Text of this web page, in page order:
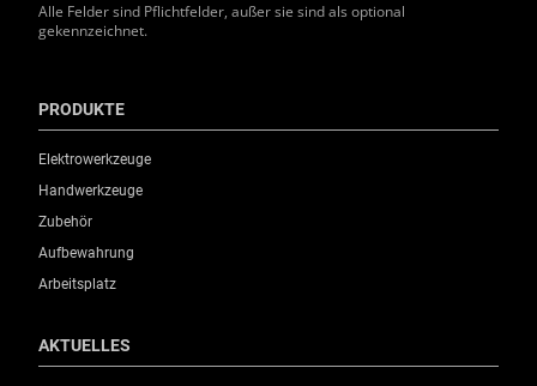
Alle Felder sind Pflichtfelder, außer sie sind als optional
gekennzeichnet.
PRODUKTE
Elektrowerkzeuge
Handwerkzeuge
Zubehör
Aufbewahrung
Arbeitsplatz
AKTUELLES